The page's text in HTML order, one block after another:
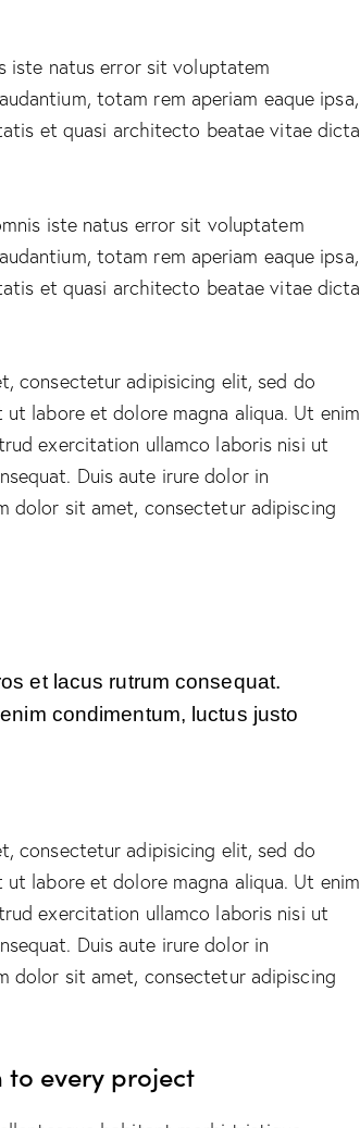
iste natus error sit voluptatem
totam rem aperiam eaque ipsa,
et quasi architecto beatae vitae dicta
iste natus error sit voluptatem
totam rem aperiam eaque ipsa,
et quasi architecto beatae vitae dicta
consectetur adipisicing elit, sed do
labore et dolore magna aliqua. Ut enim
exercitation ullamco laboris nisi ut
Duis aute irure dolor in
dolor sit amet, consectetur adipiscing
et lacus rutrum consequat.
condimentum, luctus justo
consectetur adipisicing elit, sed do
labore et dolore magna aliqua. Ut enim
exercitation ullamco laboris nisi ut
Duis aute irure dolor in
dolor sit amet, consectetur adipiscing
every project